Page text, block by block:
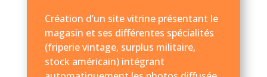
Création d’un site vitrine présentant le
magasin et ses différentes spécialités
(friperie vintage, surplus militaire,
stock américain) intégrant